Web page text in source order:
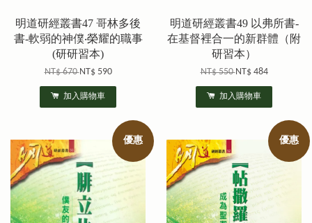
明道研經叢書47 哥林多後
書-軟弱的神僕‧榮耀的職事
(研研習本)
NT$ 670NT$ 590
加入購物車
明道研經叢書49 以弗所書-
在基督裡合一的新群體（附
研習本）
NT$ 550NT$ 484
加入購物車
優惠 優惠